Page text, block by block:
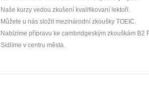
Naše kurzy vedou zkušení kvalifikovaní lektoři.
Můžete u nás složit mezinárodní zkoušky TOEIC.
Nabízíme přípravu ke cambridgeským zkouškám B2
Sídlíme v centru města.